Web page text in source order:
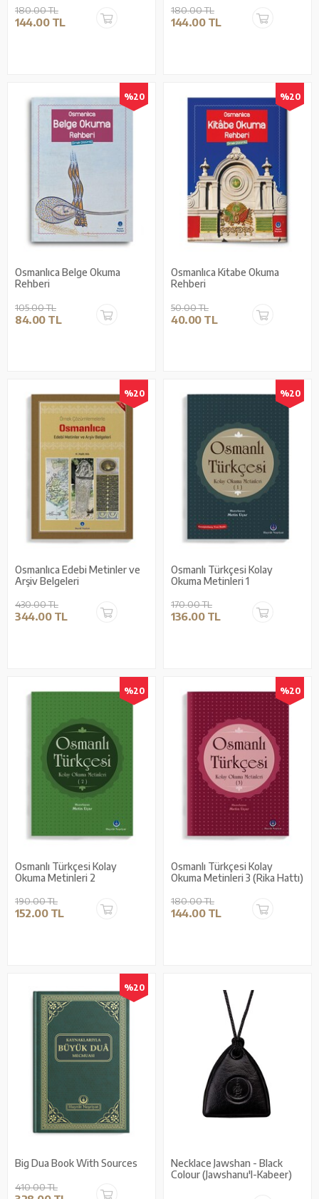
180.00 TL
144.00 TL
180.00 TL
144.00 TL
%20
Osmanlıca Belge Okuma
Rehberi
105.00 TL
84.00 TL
%20
Osmanlıca Kitabe Okuma
Rehberi
50.00 TL
40.00 TL
%20
Osmanlıca Edebi Metinler ve
Arşiv Belgeleri
430.00 TL
344.00 TL
%20
Osmanlı Türkçesi Kolay
Okuma Metinleri 1
170.00 TL
136.00 TL
%20
Osmanlı Türkçesi Kolay
Okuma Metinleri 2
190.00 TL
152.00 TL
%20
Osmanlı Türkçesi Kolay
Okuma Metinleri 3 (Rika Hattı)
180.00 TL
144.00 TL
%20
Big Dua Book With Sources
410.00 TL
Necklace Jawshan - Black
Colour (Jawshanu'l-Kabeer)